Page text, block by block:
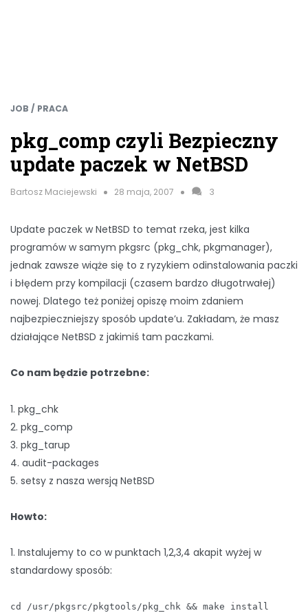
JOB / PRACA
pkg_comp czyli Bezpieczny
update paczek w NetBSD
Bartosz Maciejewski 28 maja, 2007 3
Update paczek w NetBSD to temat rzeka, jest kilka
programów w samym pkgsrc (pkg_chk, pkgmanager),
jednak zawsze wiąże się to z ryzykiem odinstalowania paczki
i błędem przy kompilacji (czasem bardzo długotrwałej)
nowej. Dlatego też poniżej opiszę moim zdaniem
najbezpieczniejszy sposób update’u. Zakładam, że masz
działające NetBSD z jakimiś tam paczkami.
Co nam będzie potrzebne:
1. pkg_chk
2. pkg_comp
3. pkg_tarup
4. audit-packages
5. setsy z nasza wersją NetBSD
Howto:
1. Instalujemy to co w punktach 1,2,3,4 akapit wyżej w
standardowy sposób:
cd /usr/pkgsrc/pkgtools/pkg_chk && make install